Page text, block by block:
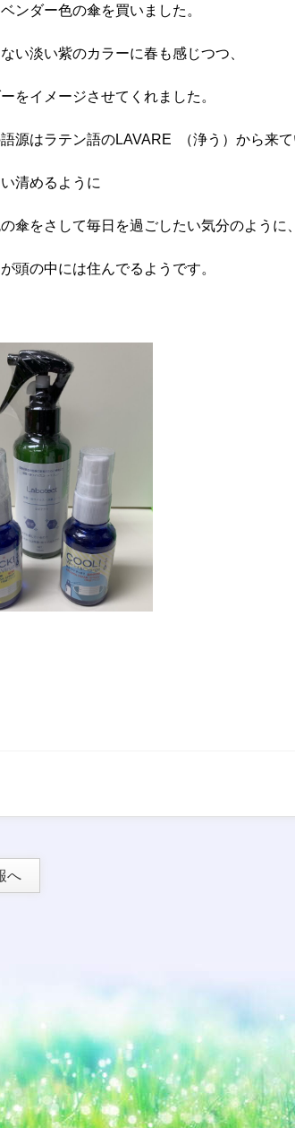
ンダー色の傘を買いました。
い淡い紫のカラーに春も感じつつ、
をイメージさせてくれました。
源はラテン語のLAVARE （浄う）から来て
清めるように
傘をさして毎日を過ごしたい気分のように
頭の中には住んでるようです。
へ